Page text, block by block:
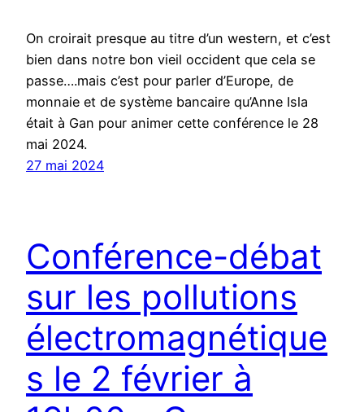
On croirait presque au titre d’un western, et c’est
bien dans notre bon vieil occident que cela se
passe….mais c’est pour parler d’Europe, de
monnaie et de système bancaire qu’Anne Isla
était à Gan pour animer cette conférence le 28
mai 2024.
27 mai 2024
Conférence-débat
sur les pollutions
électromagnétique
s le 2 février à